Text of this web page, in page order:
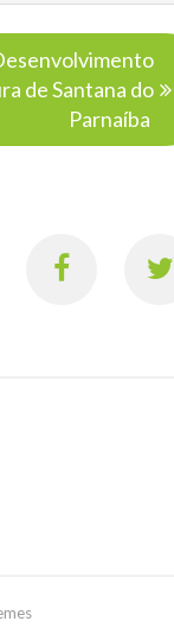
de Santana do
Parnaíba